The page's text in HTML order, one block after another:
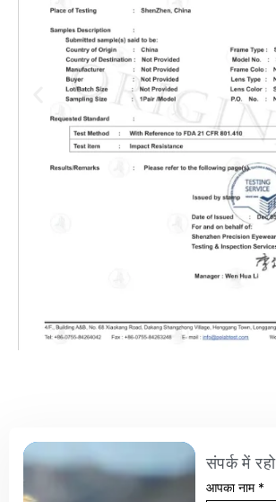
संपर्क में रहो
आपका नाम *